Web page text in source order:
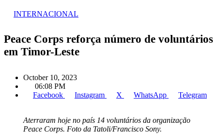
INTERNACIONAL
Peace Corps reforça número de voluntários
em Timor-Leste
October 10, 2023
06:08 PM
Facebook
Instagram X WhatsApp Telegram
Aterraram hoje no país 14 voluntários da organização
Peace Corps. Foto da Tatoli/Francisco Sony.